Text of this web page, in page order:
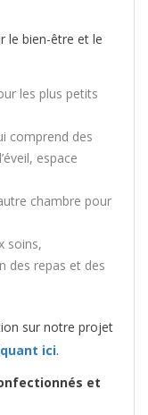
le bien-être et le
les plus petits
comprend des
espace
chambre pour
soins,
des repas et des
sur notre projet
ici.
et